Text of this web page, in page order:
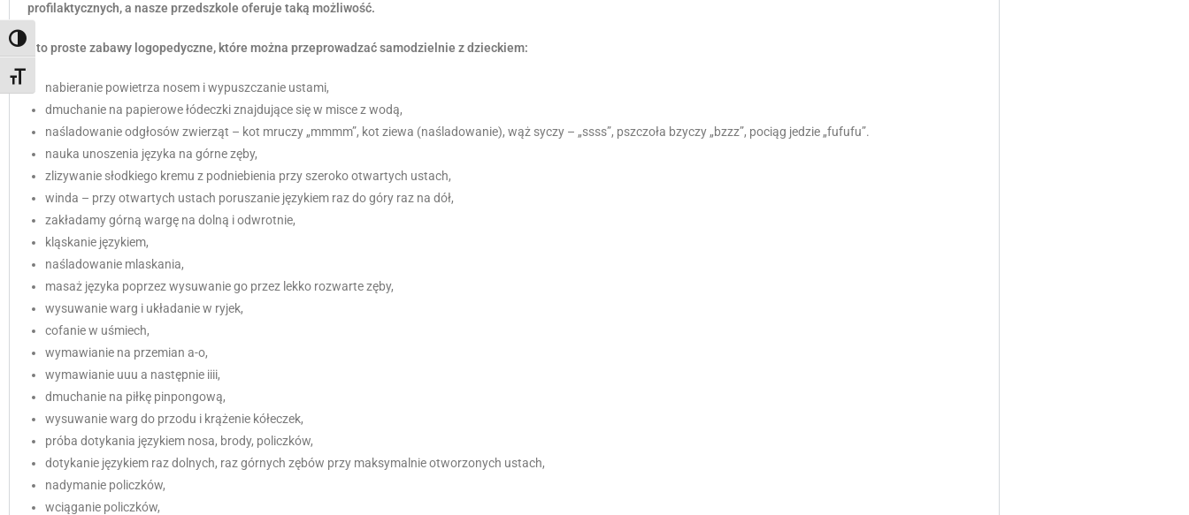
Toggle High Contrast
Toggle Font size
profilaktycznych,a nasze przedszkole oferuje taką możliwość.
Oto proste zabawy logopedyczne, które można przeprowadzaćsamodzielnie z dzieckiem:
nabieranie powietrza nosem i wypuszczanie ustami,
dmuchanie na papierowe łódeczki znajdujące się w misce z wodą,
naśladowanie odgłosów zwierząt – kot mruczy „mmmm”, kot ziewa (naśladowanie), wąż syczy – „ssss”, pszczoła bzyczy „bzzz”, pociąg jedzie „fufufu”.
nauka unoszenia języka na górne zęby,
zlizywanie słodkiego kremu z podniebienia przy szeroko otwartych ustach,
winda – przy otwartych ustach poruszanie językiem raz do góry raz na dół,
zakładamy górną wargę na dolną i odwrotnie,
kląskanie językiem,
naśladowanie mlaskania,
masaż języka poprzez wysuwanie go przez lekko rozwarte zęby,
wysuwanie warg i układanie w ryjek,
cofanie w uśmiech,
wymawianie na przemian a-o,
wymawianie uuu a następnie iiii,
dmuchanie na piłkę pinpongową,
wysuwanie warg do przodu i krążenie kółeczek,
próba dotykania językiem nosa, brody, policzków,
dotykanie językiem raz dolnych, raz górnych zębów przy maksymalnie otworzonych ustach,
nadymanie policzków,
wciąganie policzków,